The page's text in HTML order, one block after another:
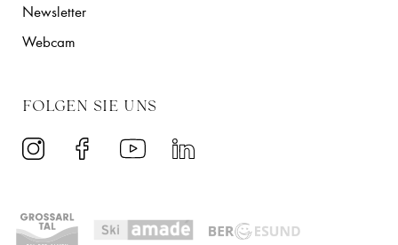
Newsletter
Webcam
FOLGEN SIE UNS